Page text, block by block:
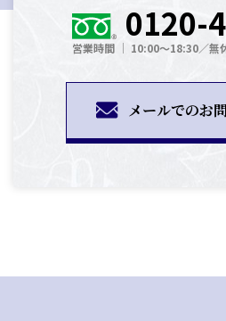
0120-
営業時間 │ 10:00～18:30／無
メールでのお